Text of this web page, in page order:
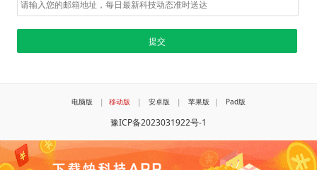
电脑版 | 移动版 | 安卓版 | 苹果版 | Pad版
豫ICP备2023031922号-1